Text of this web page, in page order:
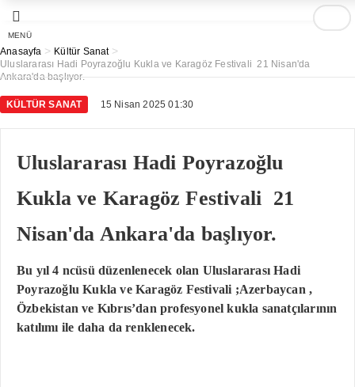
MENÜ
Anasayfa > Kültür Sanat >
Uluslararası Hadi Poyrazoğlu Kukla ve Karagöz Festivali 21 Nisan'da
Ankara'da başlıyor.
KÜLTÜR SANAT 15 Nisan 2025 01:30
Uluslararası Hadi Poyrazoğlu
Kukla ve Karagöz Festivali 21
Nisan'da Ankara'da başlıyor.
Bu yıl 4 ncüsü düzenlenecek olan Uluslararası Hadi
Poyrazoğlu Kukla ve Karagöz Festivali ;Azerbaycan ,
Özbekistan ve Kıbrıs’dan profesyonel kukla sanatçılarının
katılımı ile daha da renklenecek.